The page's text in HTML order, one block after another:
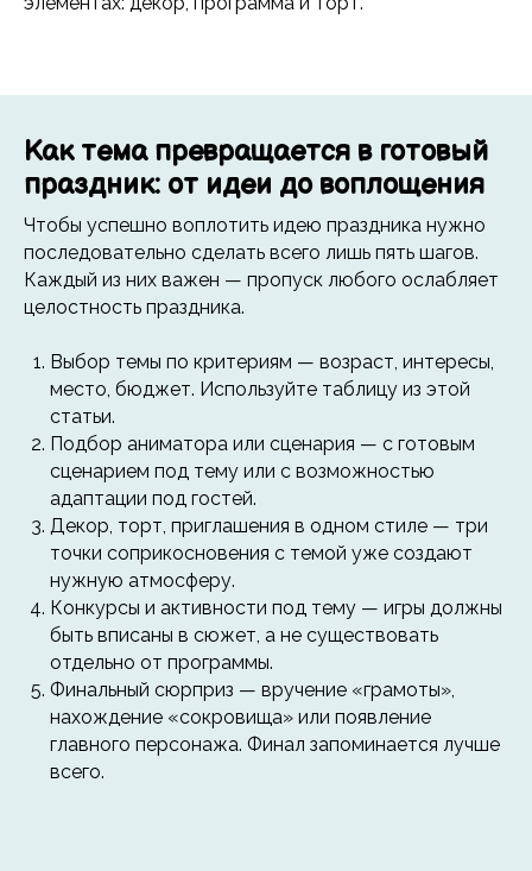
Как тема превращается в готовый
праздник: от идеи до воплощения
Чтобы успешно воплотить идею праздника нужно
последовательно сделать всего лишь пять шагов.
Каждый из них важен — пропуск любого ослабляет
целостность праздника.
Выбор темы по критериям — возраст, интересы,
место, бюджет. Используйте таблицу из этой
статьи.
Подбор аниматора или сценария — с готовым
сценарием под тему или с возможностью
адаптации под гостей.
Декор, торт, приглашения в одном стиле — три
точки соприкосновения с темой уже создают
нужную атмосферу.
Конкурсы и активности под тему — игры должны
быть вписаны в сюжет, а не существовать
отдельно от программы.
Финальный сюрприз — вручение «грамоты»,
нахождение «сокровища» или появление
главного персонажа. Финал запоминается лучше
всего.
Пользовательское соглашение